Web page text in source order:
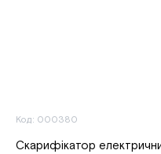
Код: 000380
Скарифікатор